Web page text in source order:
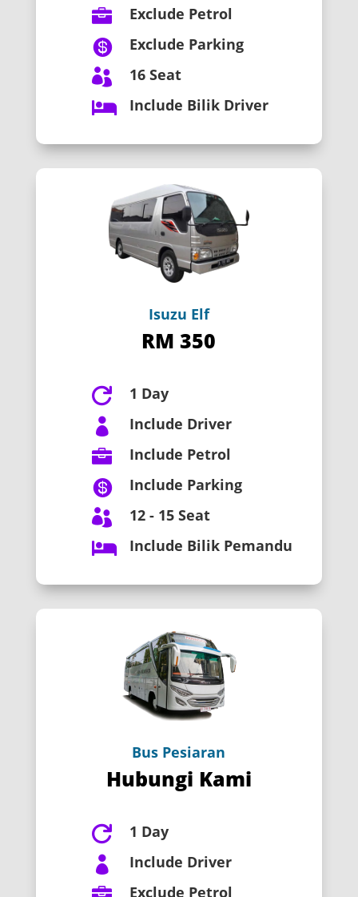
 Exclude Petrol
 Exclude Parking
 16 Seat
 Include Bilik Driver
Isuzu Elf
RM 350
 1 Day
 Include Driver
 Include Petrol
 Include Parking
 12 - 15 Seat
 Include Bilik Pemandu
Bus Pesiaran
Hubungi Kami
 1 Day
 Include Driver
Exclude Petrol